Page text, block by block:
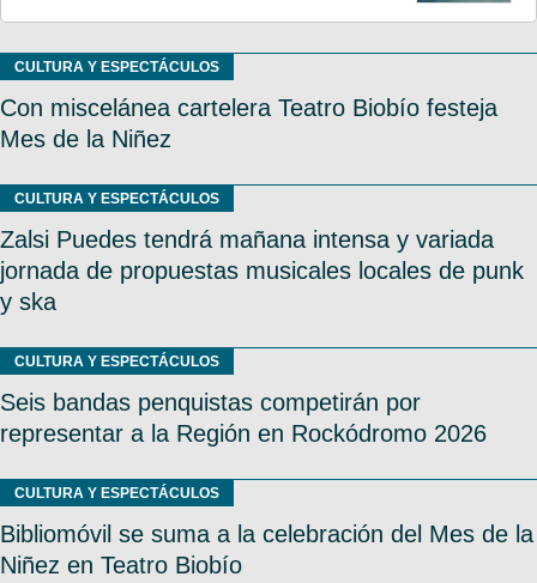
CULTURA Y ESPECTÁCULOS
Con miscelánea cartelera Teatro Biobío festeja
Mes de la Niñez
CULTURA Y ESPECTÁCULOS
Zalsi Puedes tendrá mañana intensa y variada
jornada de propuestas musicales locales de punk
y ska
CULTURA Y ESPECTÁCULOS
Seis bandas penquistas competirán por
representar a la Región en Rockódromo 2026
CULTURA Y ESPECTÁCULOS
Bibliomóvil se suma a la celebración del Mes de la
Niñez en Teatro Biobío